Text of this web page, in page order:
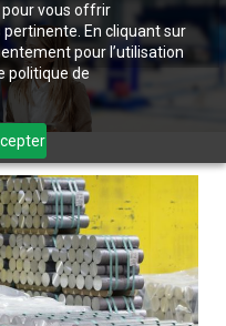
pour vous offrir
pertinente. En cliquant sur
pour l’utilisation
politique de